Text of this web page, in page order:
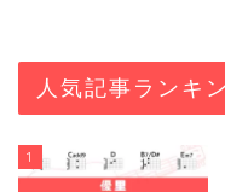
人気記事ランキ
1